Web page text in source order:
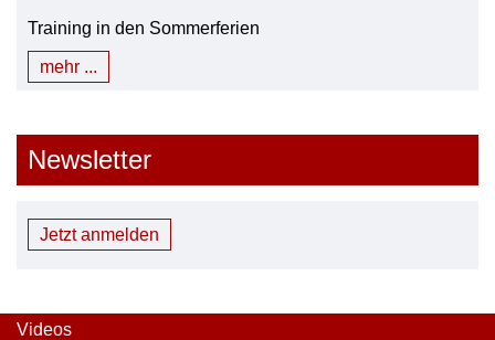
Training in den Sommerferien
mehr ...
Newsletter
Jetzt anmelden
Videos